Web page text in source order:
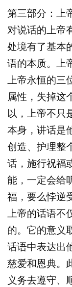
第三部分：上
对说话的上帝
处境有了基本
语的本质。上
上帝永恒的三
属性，失掉这
以，上帝不只
本身，讲话是
创造、护理整
话，施行祝福
能，一定会给
福，要么悖逆
上帝的话语不
的。它的意义
话语中表达出
慈爱和恩典。
义务去遵守、